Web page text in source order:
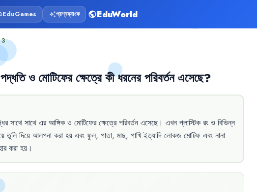
EduGames auto_awesomeপ্রশ্নব্যাংক publicEduWorld
3
পদ্ধতি ও মোটিফের ক্ষেত্রে কী ধরনের পরিবর্তন এসেছে?
সাথে সাথে এর আঙ্গিক ও মোটিফের ক্ষেত্রে পরিবর্তন এসেছে। এখন প্লাস্টিক রং ও বিভিন্ন
তুলি দিয়ে আলপনা করা হয় এবং ফুল, পাতা, মাছ, পাখি ইত্যাদি লোকজ মোটিফ এবং নানা
করা হয়।